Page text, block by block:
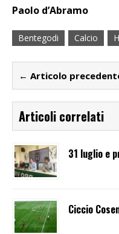
Paolo d’Abramo
Bentegodi Calcio
← Articolo
Articoli correlati
31 luglio e
Ciccio